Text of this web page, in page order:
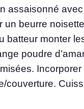
assaisonné
un beurre
batteur monter
poudre
couverture.